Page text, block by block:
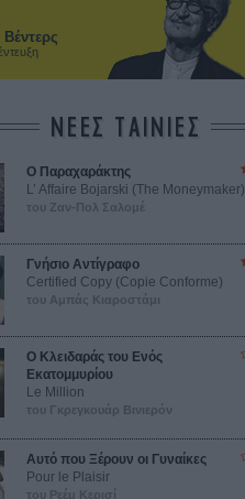
Βέντερς
ΝΕΕΣ ΤΑΙΝΙΕΣ
Ο Παραχαράκτης
L’ Affaire Bojarski (The Moneymaker)
του Ζαν-Πολ Σαλομέ
Γνήσιο Αντίγραφο
Certified Copy (Copie Conforme)
του Αμπάς Κιαροστάμι
Ο Κλειδαράς του Ενός
Εκατομμυρίου
Le Million
του Γκρεγκουάρ Βινιερόν
Αυτό που Ξέρουν οι Γυναίκες
Pour le Plaisir
του Ρεέμ Κερισί